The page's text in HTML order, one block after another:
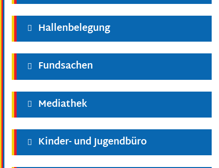
Hallenbelegung
Fundsachen
Mediathek
Kinder- und Jugendbüro